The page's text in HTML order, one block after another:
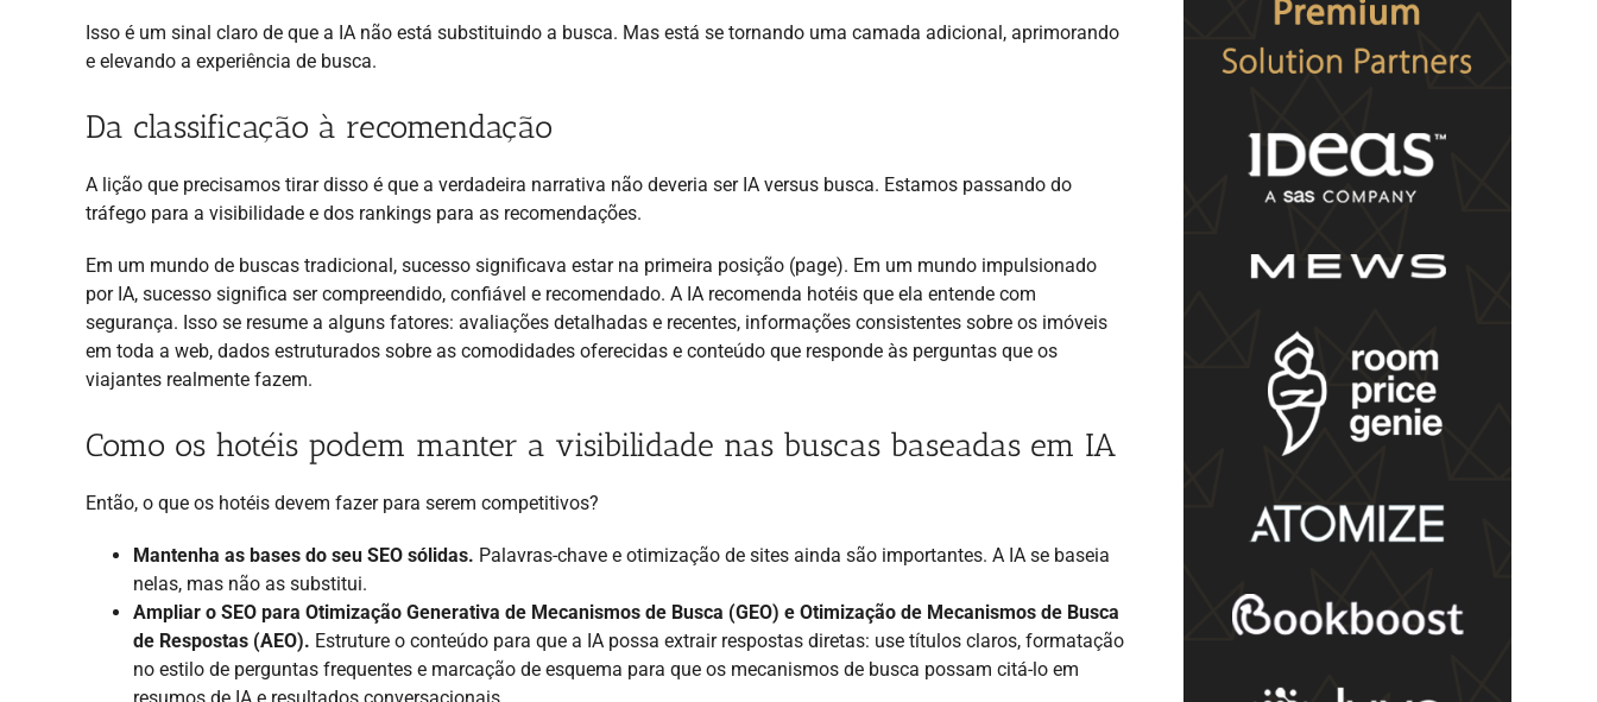
Isso é um sinal claro de que a IA não está substituindo a busca. Mas está se tornando uma camada adicional, aprimorando
e elevando a experiência de busca.
Da classificação à recomendação
A lição que precisamos tirar disso é que a verdadeira narrativa não deveria ser IA versus busca. Estamos passando do
tráfego para a visibilidade e dos rankings para as recomendações.
Em um mundo de buscas tradicional, sucesso significava estar na primeira posição (page). Em um mundo impulsionado
por IA, sucesso significa ser compreendido, confiável e recomendado. A IA recomenda hotéis que ela entende com
segurança. Isso se resume a alguns fatores: avaliações detalhadas e recentes, informações consistentes sobre os imóveis
em toda a web, dados estruturados sobre as comodidades oferecidas e conteúdo que responde às perguntas que os
viajantes realmente fazem.
Como os hotéis podem manter a visibilidade nas buscas baseadas em IA
Então, o que os hotéis devem fazer para serem competitivos?
Mantenha as bases do seu SEO sólidas. Palavras-chave e otimização de sites ainda são importantes. A IA se baseia
nelas, mas não as substitui.
Ampliar o SEO para Otimização Generativa de Mecanismos de Busca (GEO) e Otimização de Mecanismos de Busca
de Respostas (AEO). Estruture o conteúdo para que a IA possa extrair respostas diretas: use títulos claros, formatação
no estilo de perguntas frequentes e marcação de esquema para que os mecanismos de busca possam citá-lo em